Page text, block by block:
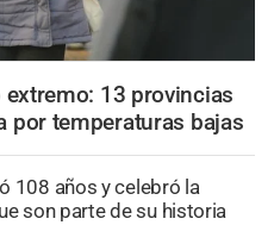
extremo: 13 provincias
por temperaturas bajas
108 años y celebró la
son parte de su historia